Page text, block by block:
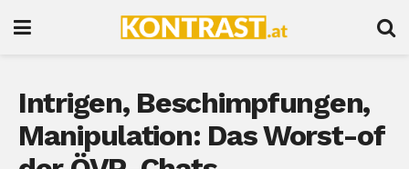
Intrigen, Beschimpfungen,
Manipulation: Das Worst-of